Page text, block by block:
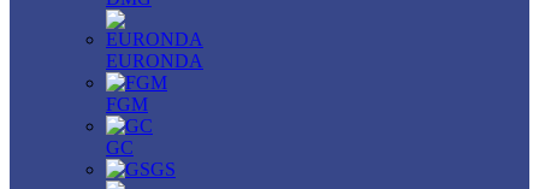
EURONDA
FGM
GC
GS